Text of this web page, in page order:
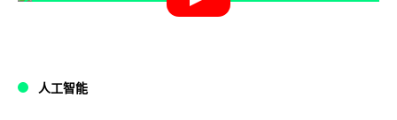
人工智能